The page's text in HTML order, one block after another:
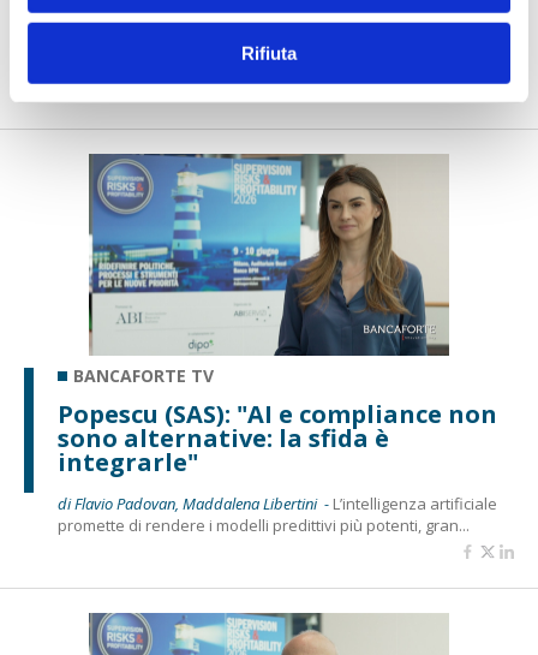
Rifiuta
di Flavio Padovan, Maddalena Libertini -La Loss Data Collection
non può più essere considerata soltanto un archivio degli
BANCAFORTE TV
Popescu (SAS): "AI e compliance non
sono alternative: la sfida è
integrarle"
di Flavio Padovan, Maddalena Libertini - L’intelligenza artificiale
promette di rendere i modelli predittivi più potenti, gran...